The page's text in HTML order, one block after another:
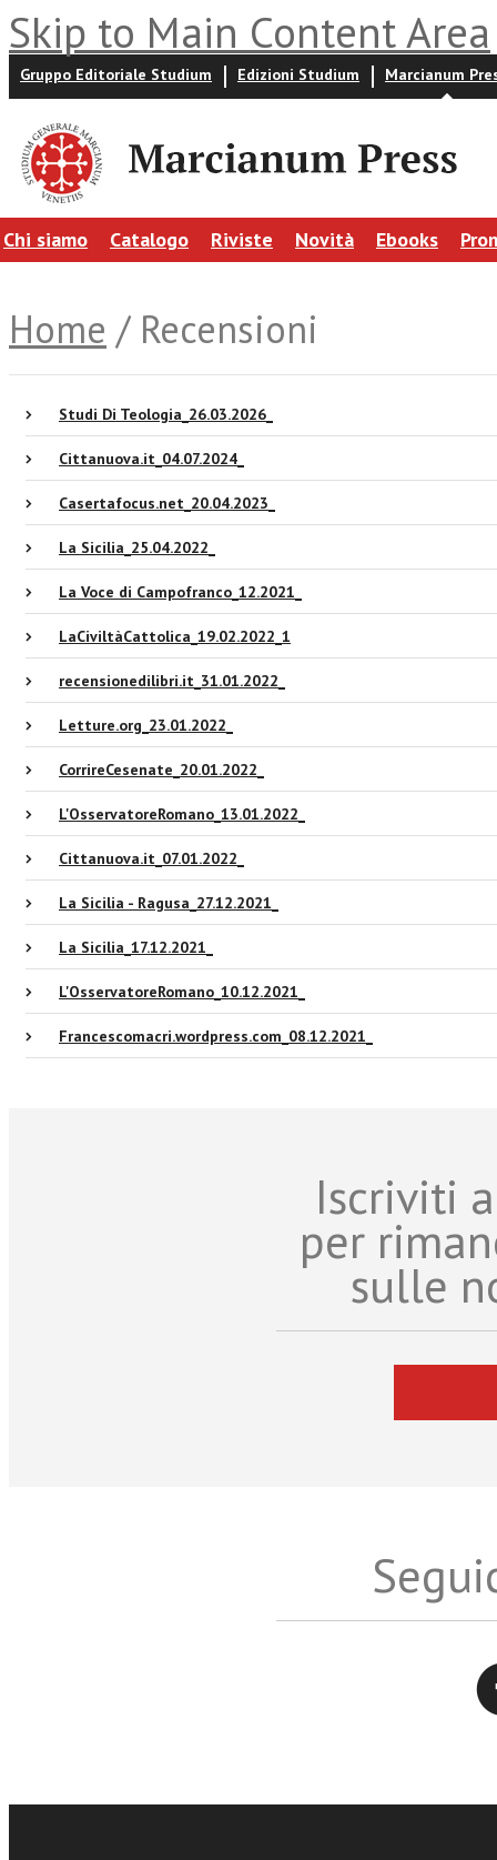
Skip to Main Content Area
Gruppo Editoriale Studium Edizioni Studium Marcianum
Chi siamo Catalogo Riviste Novità Ebooks
Home / Recensioni
Studi Di Teologia_26.03.2026_
Cittanuova.it_04.07.2024_
Casertafocus.net_20.04.2023_
La Sicilia_25.04.2022_
La Voce di Campofranco_12.2021_
LaCiviltàCattolica_19.02.2022_1
recensionedilibri.it_31.01.2022_
Letture.org_23.01.2022_
CorrireCesenate_20.01.2022_
L'OsservatoreRomano_13.01.2022_
Cittanuova.it_07.01.2022_
La Sicilia - Ragusa_27.12.2021_
La Sicilia_17.12.2021_
L'OsservatoreRomano_10.12.2021_
Francescomacri.wordpress.com_08.12.2021_
Iscriviti
per
sulle